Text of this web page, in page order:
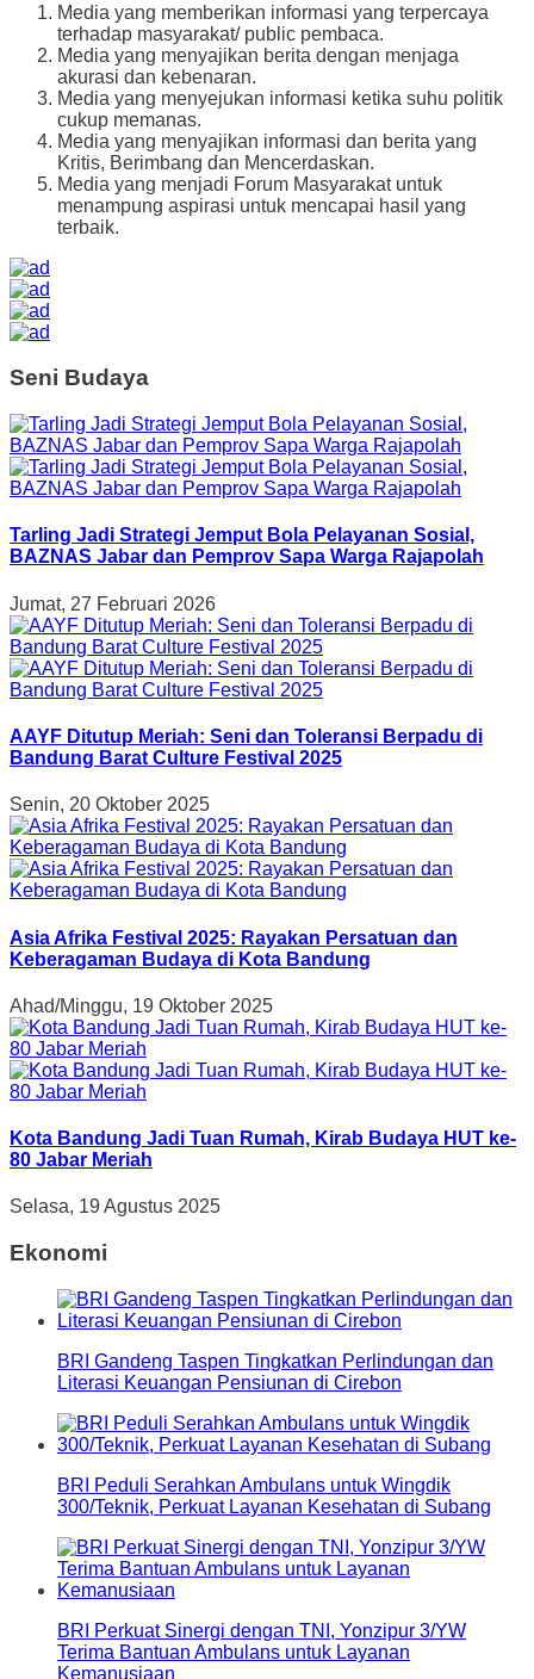
Media yang memberikan informasi yang terpercaya
terhadap masyarakat/ public pembaca.
Media yang menyajikan berita dengan menjaga
akurasi dan kebenaran.
Media yang menyejukan informasi ketika suhu politik
cukup memanas.
Media yang menyajikan informasi dan berita yang
Kritis, Berimbang dan Mencerdaskan.
Media yang menjadi Forum Masyarakat untuk
menampung aspirasi untuk mencapai hasil yang
terbaik.
Seni Budaya
Tarling Jadi Strategi Jemput Bola Pelayanan Sosial,
BAZNAS Jabar dan Pemprov Sapa Warga Rajapolah
Jumat, 27 Februari 2026
AAYF Ditutup Meriah: Seni dan Toleransi Berpadu di
Bandung Barat Culture Festival 2025
Senin, 20 Oktober 2025
Asia Afrika Festival 2025: Rayakan Persatuan dan
Keberagaman Budaya di Kota Bandung
Ahad/Minggu, 19 Oktober 2025
Kota Bandung Jadi Tuan Rumah, Kirab Budaya HUT ke-
80 Jabar Meriah
Selasa, 19 Agustus 2025
Ekonomi
BRI Gandeng Taspen Tingkatkan Perlindungan dan
Literasi Keuangan Pensiunan di Cirebon
BRI Peduli Serahkan Ambulans untuk Wingdik
300/Teknik, Perkuat Layanan Kesehatan di Subang
BRI Perkuat Sinergi dengan TNI, Yonzipur 3/YW
Terima Bantuan Ambulans untuk Layanan
Kemanusiaan